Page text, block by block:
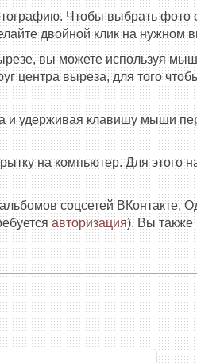
Чтобы выбрать фото
двойной клик на нужном
вы можете используя
центра выреза, для того
и удерживая клавишу мыши
на компьютер. Для этого
соцсетей ВКонтакте,
авторизация). Вы также